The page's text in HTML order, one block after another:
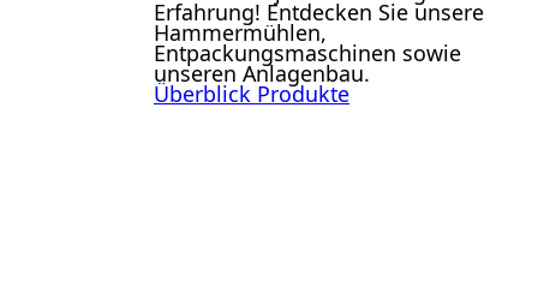
Erfahrung! Entdecken Sie unsere
Hammermühlen,
Entpackungsmaschinen sowie
unseren Anlagenbau.
Überblick Produkte